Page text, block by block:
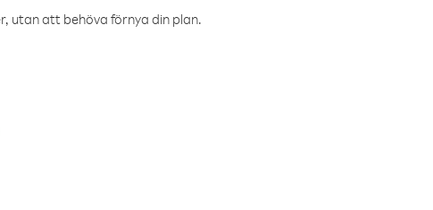
utan att behöva förnya din plan.